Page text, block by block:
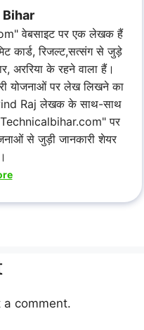
वेबसाइट पर एक लेखक हैं
कार्ड, रिजल्ट,सत्संग से जुड़े
अररिया के रहने वाला हैं।
योजनाओं पर लेख लिखने का
Raj लेखक के साथ-साथ
पर
से जुड़ी जानकारी शेयर
a comment.